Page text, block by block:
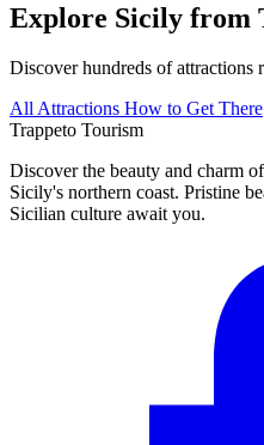
Explore Sicily from
Discover hundreds of attractions
All Attractions How to Get There
Trappeto Tourism
Discover the beauty and charm
Sicily's northern coast. Pristine
Sicilian culture await you.